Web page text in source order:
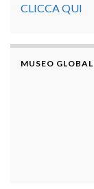
CLICCA QUI
MUSEO